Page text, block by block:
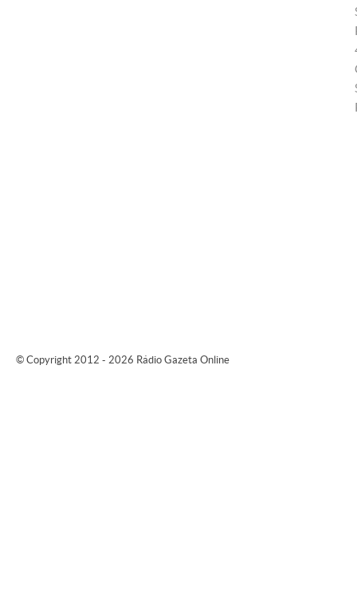
© Copyright 2012 - 2026 Rádio Gazeta Online